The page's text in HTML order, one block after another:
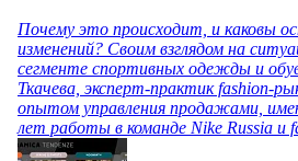
Почему это происходит, и каковы
изменений? Своим взглядом на
сегменте спортивных одежды и
Ткачева, эксперт-практик fashion-
опытом управления продажами,
лет работы в команде Nike Russia и